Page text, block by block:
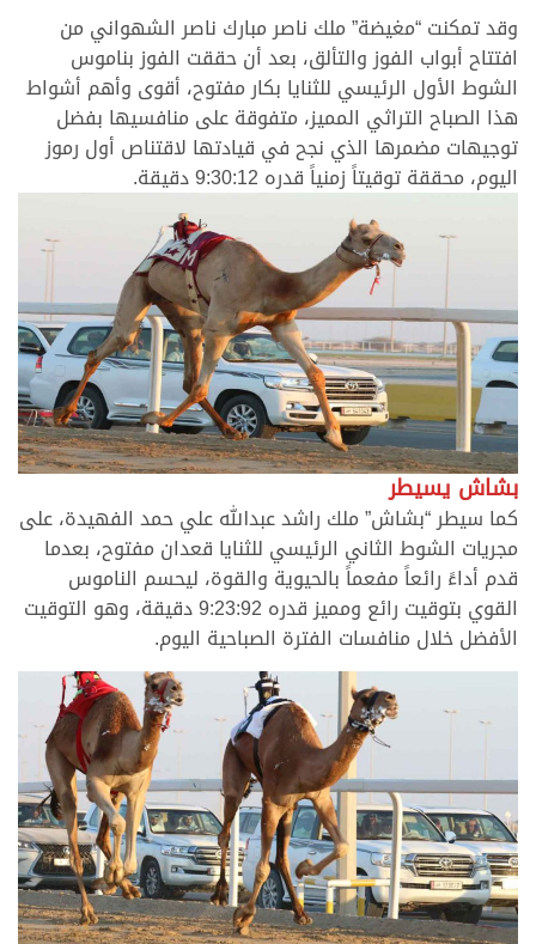
وقد تمكنت “مغيضة” ملك ناصر مبارك ناصر الشهواني من
افتتاح أبواب الفوز والتألق، بعد أن حققت الفوز بناموس
الشوط الأول الرئيسي للثنايا بكار مفتوح، أقوى وأهم أشواط
هذا الصباح التراثي المميز، متفوقة على منافسيها بفضل
توجيهات مضمرها الذي نجح في قيادتها لاقتناص أول رموز
اليوم، محققة توقيتاً زمنياً قدره 9:30:12 دقيقة.
بشاش يسيطر
كما سيطر “بشاش” ملك راشد عبدالله علي حمد الفهيدة، على
مجريات الشوط الثاني الرئيسي للثنايا قعدان مفتوح، بعدما
قدم أداءً رائعاً مفعماً بالحيوية والقوة، ليحسم الناموس
القوي بتوقيت رائع ومميز قدره 9:23:92 دقيقة، وهو التوقيت
الأفضل خلال منافسات الفترة الصباحية اليوم.